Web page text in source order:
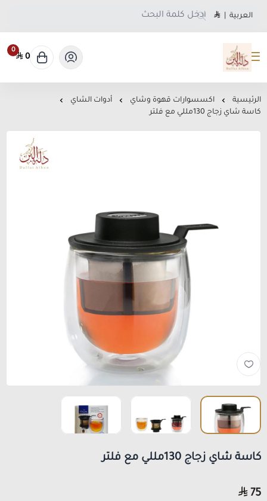
العربية
متجر دلة البن
0
0
الرئيسية اكسسوارات قهوة وشاي
أدوات الشاي
كاسة شاي زجاج 130مللي مع فلتر
كاسة شاي زجاج 130مللي مع فلتر
75